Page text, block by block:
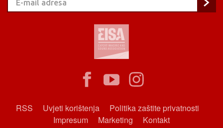
RSS Uvjeti korištenja
Politika zaštite privatnosti
Impresum
Marketing Kontakt